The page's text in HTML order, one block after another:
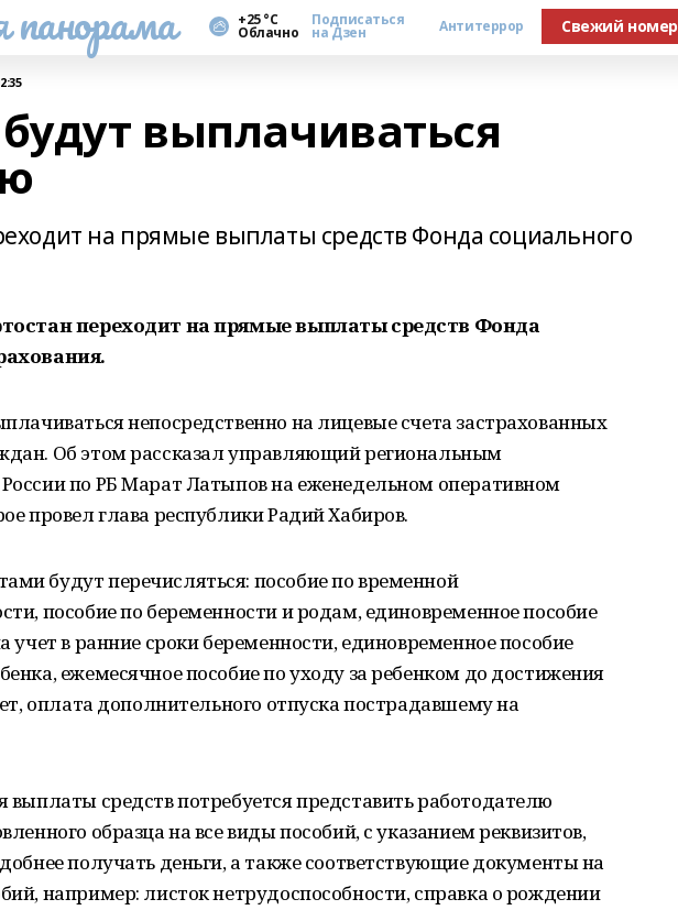
панорама +25 °С
Облачно
Подписаться
на Дзен Антитеррор Свежий номер
выплачиваться
на прямые выплаты средств Фонда социального
переходит на прямые выплаты средств Фонда
непосредственно на лицевые счета застрахованных
Об этом рассказал управляющий региональным
по РБ Марат Латыпов на еженедельном оперативном
провел глава республики Радий Хабиров.
будут перечисляться: пособие по временной
пособие по беременности и родам, единовременное пособие
учет в ранние сроки беременности, единовременное пособие
ежемесячное пособие по уходу за ребенком до достижения
оплата дополнительного отпуска пострадавшему на
выплаты средств потребуется представить работодателю
образца на все виды пособий, с указанием реквизитов,
получать деньги, а также соответствующие документы на
например: листок нетрудоспособности, справка о рождении